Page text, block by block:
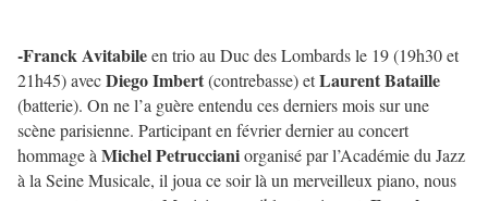
-Franck Avitabileen trio au Duc des Lombards le 19 (19h30 et
21h45) avecDiego Imbert(contrebasse) etLaurent Bataille
(batterie). On ne l’a guère entendu ces derniers mois sur une
scène parisienne. Participant en février dernier au concert
hommage à Michel Petruccianiorganisé par l’Académie du Jazz
à la Seine Musicale, il joua ce soir là un merveilleux piano, nous